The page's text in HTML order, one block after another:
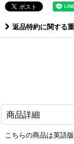
返品特約に関する
商品詳細
こちらの商品は英語版